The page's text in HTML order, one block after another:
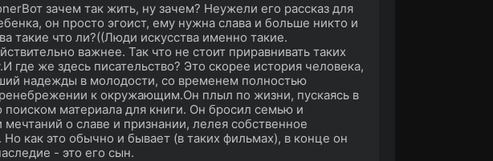
зачем так жить, ну зачем? Неужели его рассказ для
он просто эгоист, ему нужна слава и больше никто и
такие что ли?((Люди искусства именно такие.
важнее. Так что не стоит приравнивать таких
где же здесь писательство? Это скорее история человека,
надежды в молодости, со временем полностью
к окружающим.Он плыл по жизни, пускаясь в
поиском материала для книги. Он бросил семью и
о славе и признании, лелея собственное
как это обычно и бывает (в таких фильмах), в конце он
- это его сын.